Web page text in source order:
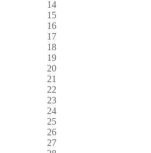
14
15
16
17
18
19
20
21
22
23
24
25
26
27